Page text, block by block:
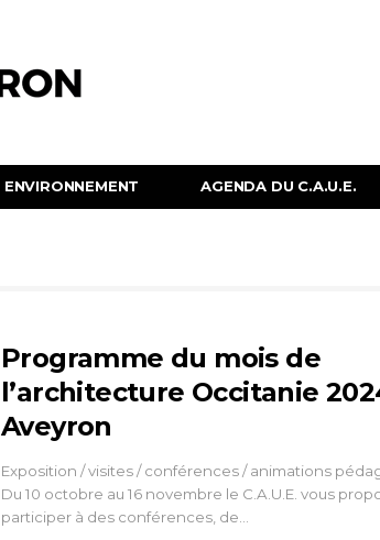
ENVIRONNEMENT AGENDA DU C.A.U.E.
Programme du mois de
l’architecture Occitanie
Aveyron
Exposition / visites / conférences / animations
Du 10 octobre au 16 novembre le C.A.U.E. vous
participer à des conférences, de…